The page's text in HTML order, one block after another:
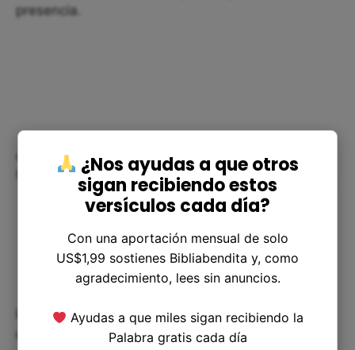
presencia.
¿Cómo puedo aplicar la enseñanza
del Tabernáculo en mi vida diaria?
Podemos aplicar las enseñanzas del Tabernáculo
en nuestra vida diaria recordando siempre que
¿Nos ayudas a que otros
sigan recibiendo estos
versículos cada día?
Con una aportación mensual de solo
US$1,99 sostienes Bibliabendita y, como
agradecimiento, lees sin anuncios.
Ayudas a que miles sigan recibiendo la
Palabra gratis cada día